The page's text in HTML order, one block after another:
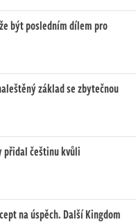
být posledním dílem pro
základ se zbytečnou
přidal češtinu kvůli
na úspěch. Další Kingdom